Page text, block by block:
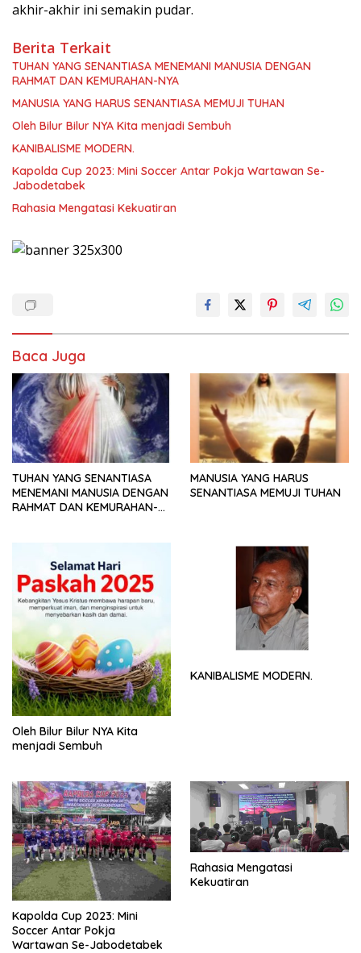
akhir-akhir ini semakin pudar.
Berita Terkait
TUHAN YANG SENANTIASA MENEMANI MANUSIA DENGAN
RAHMAT DAN KEMURAHAN-NYA
MANUSIA YANG HARUS SENANTIASA MEMUJI TUHAN
Oleh Bilur Bilur NYA Kita menjadi Sembuh
KANIBALISME MODERN.
Kapolda Cup 2023: Mini Soccer Antar Pokja Wartawan Se-
Jabodetabek
Rahasia Mengatasi Kekuatiran
Baca Juga
TUHAN YANG SENANTIASA
MENEMANI MANUSIA DENGAN
RAHMAT DAN KEMURAHAN-
MANUSIA YANG HARUS
SENANTIASA MEMUJI TUHAN
Oleh Bilur Bilur NYA Kita
menjadi Sembuh
KANIBALISME MODERN.
Kapolda Cup 2023: Mini
Soccer Antar Pokja
Wartawan Se-Jabodetabek
Rahasia Mengatasi
Kekuatiran